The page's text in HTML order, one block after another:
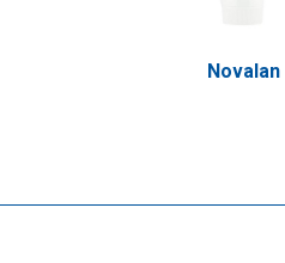
Novalan